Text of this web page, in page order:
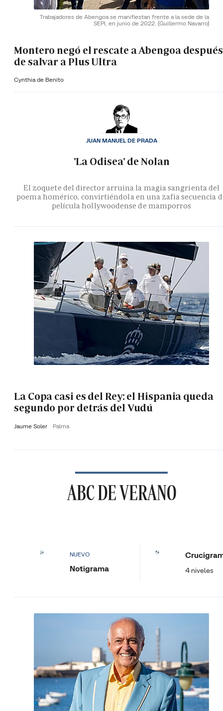
Trabajadores de Abengoa se manifiestan frente a la sede de la
SEPI, en junio de 2022. (Guillermo Navarro)
Montero negó el rescate a Abengoa después
de salvar a Plus Ultra
Cynthia de Benito
'La Odisea' de Nolan
El zoquete del director arruina la magia sangrienta del
poema homérico, convirtiéndola en una zafia secuencia
película hollywoodense de mamporros
JUAN MANUEL DE PRADA
La Copa casi es del Rey: el Hispania queda
segundo por detrás del Vudú
Jaume Soler Palma
ABC DE VERANO
NUEVO
Notigrama 4 niveles